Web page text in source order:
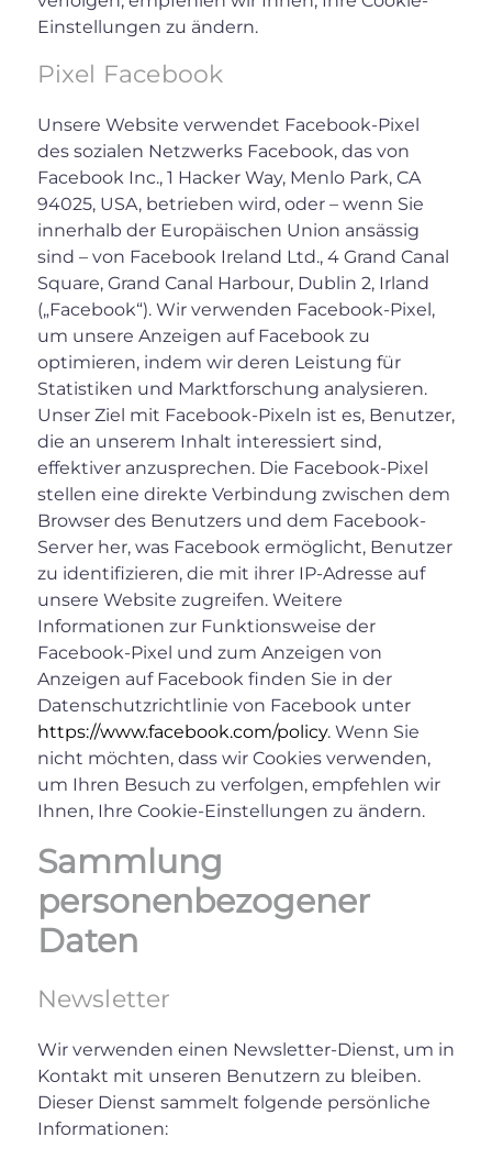
Einstellungen zu ändern.
Pixel Facebook
Unsere Website verwendet Facebook-Pixel
des sozialen Netzwerks Facebook, das von
Facebook Inc., 1 Hacker Way, Menlo Park, CA
94025, USA, betrieben wird, oder – wenn Sie
innerhalb der Europäischen Union ansässig
sind – von Facebook Ireland Ltd., 4 Grand Canal
Square, Grand Canal Harbour, Dublin 2, Irland
(„Facebook“). Wir verwenden Facebook-Pixel,
um unsere Anzeigen auf Facebook zu
optimieren, indem wir deren Leistung für
Statistiken und Marktforschung analysieren.
Unser Ziel mit Facebook-Pixeln ist es, Benutzer,
die an unserem Inhalt interessiert sind,
effektiver anzusprechen. Die Facebook-Pixel
stellen eine direkte Verbindung zwischen dem
Browser des Benutzers und dem Facebook-
Server her, was Facebook ermöglicht, Benutzer
zu identifizieren, die mit ihrer IP-Adresse auf
unsere Website zugreifen. Weitere
Informationen zur Funktionsweise der
Facebook-Pixel und zum Anzeigen von
Anzeigen auf Facebook finden Sie in der
Datenschutzrichtlinie von Facebook unter
https://www.facebook.com/policy. Wenn Sie
nicht möchten, dass wir Cookies verwenden,
um Ihren Besuch zu verfolgen, empfehlen wir
Ihnen, Ihre Cookie-Einstellungen zu ändern.
Sammlung
personenbezogener
Daten
Newsletter
Wir verwenden einen Newsletter-Dienst, um in
Kontakt mit unseren Benutzern zu bleiben.
Dieser Dienst sammelt folgende persönliche
Informationen: